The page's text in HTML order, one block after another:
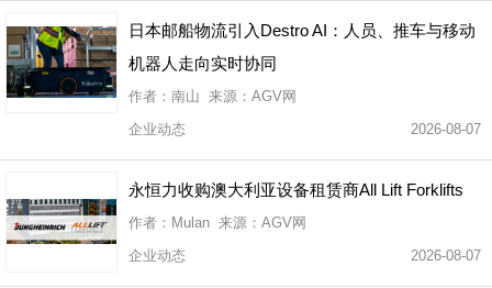
日本邮船物流引入Destro AI：人员、推车与移动
机器人走向实时协同
作者：南山 来源：AGV网
企业动态
2026-08-07
永恒力收购澳大利亚设备租赁商All Lift Forklifts
作者：Mulan 来源：AGV网
企业动态
2026-08-07